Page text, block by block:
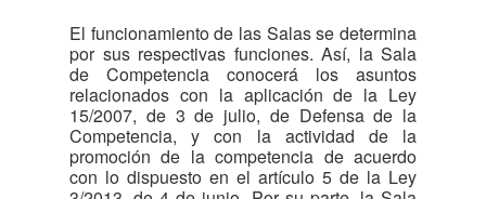
El funcionamiento de las Salas se determina
por sus respectivas funciones. Así, la Sala
de Competencia conocerá los asuntos
relacionados con la aplicación de la Ley
15/2007, de 3 de julio, de Defensa de la
Competencia, y con la actividad de la
promoción de la competencia de acuerdo
con lo dispuesto en el artículo 5 de la Ley